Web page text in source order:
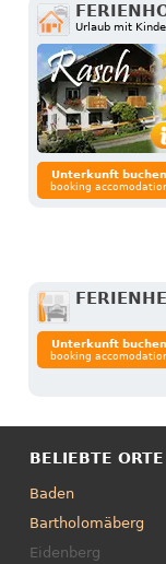
Urlaub mit
Unterkunft buchen
booking
Unterkunft buchen
booking
BELIEBTE ORTE
Baden
Bartholomäberg
Eidenberg